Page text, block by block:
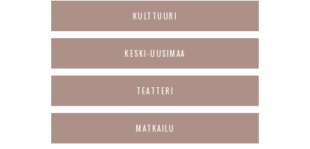
KULTTUURI
KESKI-UUSIMAA
TEATTERI
MATKAILU